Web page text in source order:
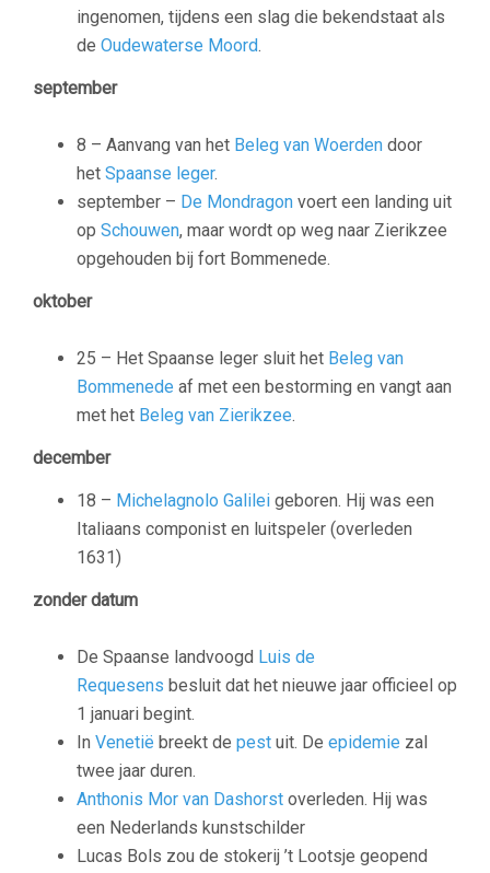
ingenomen, tijdens een slag die bekendstaat als
de Oudewaterse Moord.
september
8 – Aanvang van het Beleg van Woerden door
het Spaanse leger.
september – De Mondragon voert een landing uit
op Schouwen, maar wordt op weg naar Zierikzee
opgehouden bij fort Bommenede.
oktober
25 – Het Spaanse leger sluit het Beleg van
Bommenede af met een bestorming en vangt aan
met het Beleg van Zierikzee.
december
18 – Michelagnolo Galilei geboren. Hij was een
Italiaans componist en luitspeler (overleden
1631)
zonder datum
De Spaanse landvoogd Luis de
Requesens besluit dat het nieuwe jaar officieel op
1 januari begint.
In Venetië breekt de pest uit. De epidemie zal
twee jaar duren.
Anthonis Mor van Dashorst overleden. Hij was
een Nederlands kunstschilder
Lucas Bols zou de stokerij ’t Lootsje geopend